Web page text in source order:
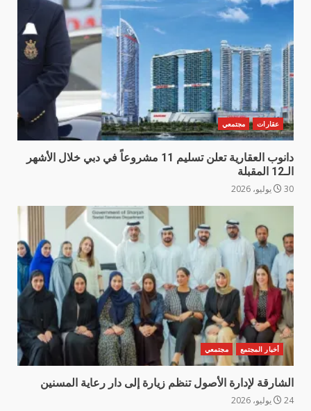
عقارات مجتمعي
دانوب العقارية تعلن تسليم 11 مشروعاً في دبي خلال الأشهر
الـ12 المقبلة
30 يوليو، 2026
أخبار المجتمع مجتمعي
الشارقة لإدارة الأصول تنظم زيارة إلى دار رعاية المسنين
24 يوليو، 2026